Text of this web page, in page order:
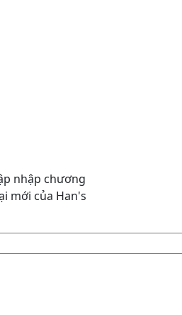
nhập chương
mới của Han's